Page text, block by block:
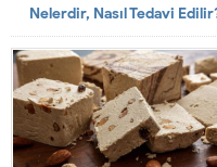
Nelerdir, Nasıl Tedavi